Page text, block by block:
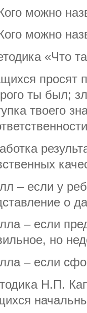
можно
можно
«Что
просят
ты был;
твоего
– если у
о
– если
но
– если
Н.П.